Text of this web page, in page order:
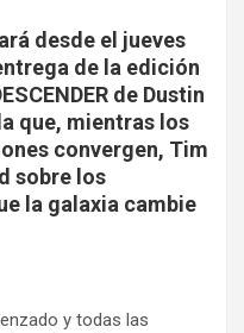
desde el jueves
de la edición
de Dustin
que, mientras los
convergen, Tim
sobre los
la galaxia cambie
y todas las